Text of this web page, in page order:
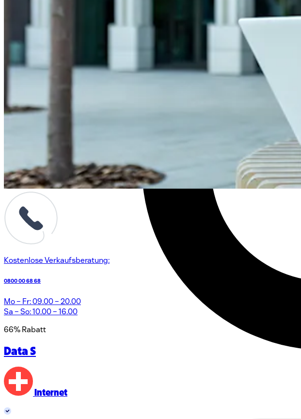
Kostenlose Verkaufsberatung:
0800 00 68 68
Mo – Fr: 09.00 – 20.00
Sa – So: 10.00 – 16.00
66% Rabatt
Data S
Internet